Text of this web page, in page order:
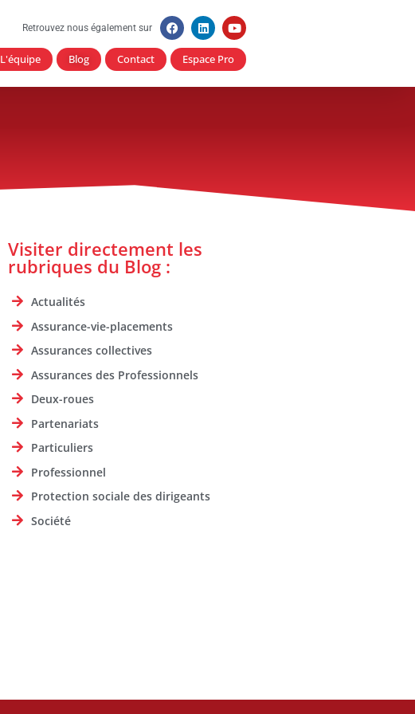
Retrouvez nous également sur
L'équipe Blog Contact Espace Pro
Visiter directement les
rubriques du Blog :
Actualités
Assurance-vie-placements
Assurances collectives
Assurances des Professionnels
Deux-roues
Partenariats
Particuliers
Professionnel
Protection sociale des dirigeants
Société